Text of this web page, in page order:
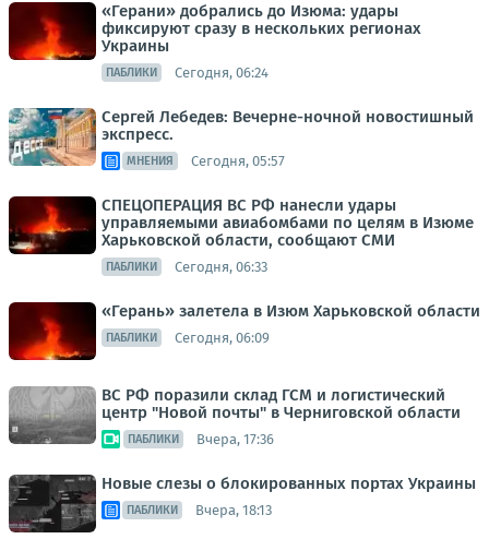
«Герани» добрались до Изюма: удары
фиксируют сразу в нескольких регионах
Украины
ПАБЛИКИ Сегодня, 06:24
Сергей Лебедев: Вечерне-ночной новостишный
экспресс.
МНЕНИЯ Сегодня, 05:57
СПЕЦОПЕРАЦИЯ ВС РФ нанесли удары
управляемыми авиабомбами по целям в Изюме
Харьковской области, сообщают СМИ
ПАБЛИКИ Сегодня, 06:33
«Герань» залетела в Изюм Харьковской области
ПАБЛИКИ Сегодня, 06:09
ВС РФ поразили склад ГСМ и логистический
центр "Новой почты" в Черниговской области
ПАБЛИКИ Вчера, 17:36
Новые слезы о блокированных портах Украины
ПАБЛИКИ Вчера, 18:13